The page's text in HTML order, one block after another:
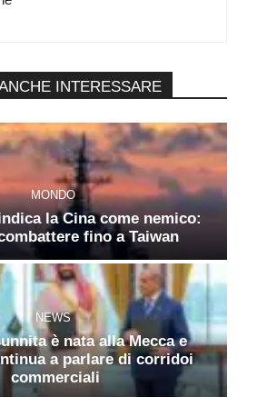
INTERESSARE
MONDO
la Cina come nemico:
fino a Taiwan
NEWS
è nata alla Mecca e
a parlare di corridoi
commerciali